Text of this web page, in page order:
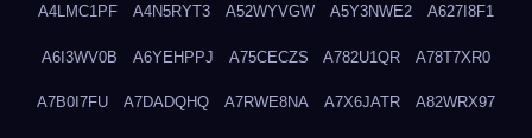
A4LMC1PF A4N5RYT3 A52WYVGW A5Y3NWE2 A627I8F1
A6I3WV0B A6YEHPPJ A75CECZS A782U1QR A78T7XR0
A7B0I7FU A7DADQHQ A7RWE8NA A7X6JATR A82WRX97